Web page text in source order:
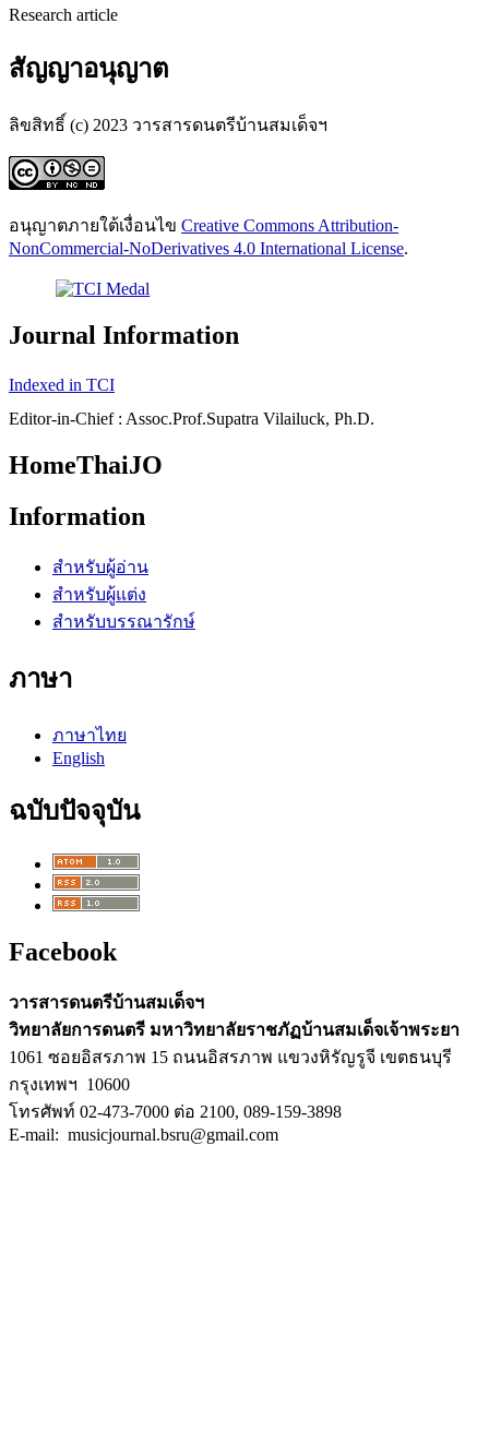
Research article
สัญญาอนุญาต
ลิขสิทธิ์ (c) 2023 วารสารดนตรีบ้านสมเด็จฯ
อนุญาตภายใต้เงื่อนไข Creative Commons Attribution-
NonCommercial-NoDerivatives 4.0 International License.
Journal Information
Indexed in TCI
Editor-in-Chief : Assoc.Prof.Supatra Vilailuck, Ph.D.
HomeThaiJO
Information
สำหรับผู้อ่าน
สำหรับผู้แต่ง
สำหรับบรรณารักษ์
ภาษา
ภาษาไทย
English
ฉบับปัจจุบัน
Facebook
วารสารดนตรีบ้านสมเด็จฯ
วิทยาลัยการดนตรี มหาวิทยาลัยราชภัฏบ้านสมเด็จเจ้าพระยา
1061 ซอยอิสรภาพ 15 ถนนอิสรภาพ แขวงหิรัญรูจี เขตธนบุรี
กรุงเทพฯ 10600
โทรศัพท์ 02-473-7000 ต่อ 2100, 089-159-3898
E-mail: musicjournal.bsru@gmail.com